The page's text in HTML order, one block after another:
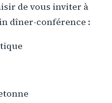
de vous inviter à
dîner-conférence :